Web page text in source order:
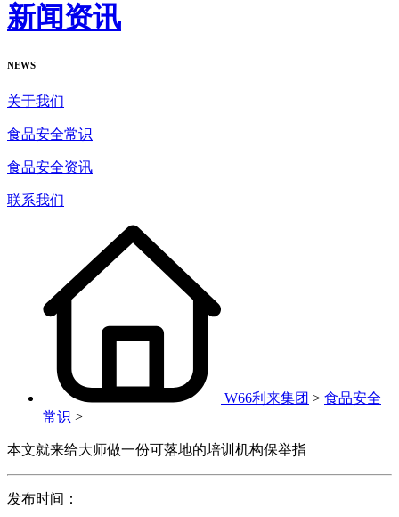
新闻资讯
NEWS
关于我们
食品安全常识
食品安全资讯
联系我们
W66利来集团 > 食品安全
常识 >
本文就来给大师做一份可落地的培训机构保举指
发布时间：